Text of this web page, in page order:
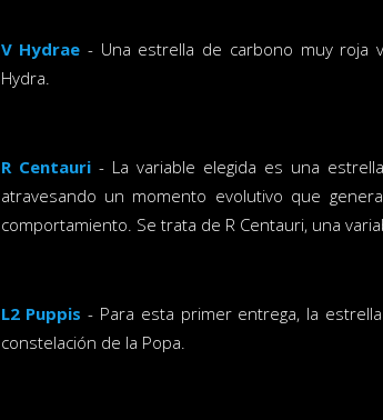
V Hydrae - Una estrella de carbono muy roja
Hydra.
R Centauri- La variable elegida es una
atravesando un momento evolutivo que
comportamiento. Se trata de R Centauri, una
L2 Puppis - Para esta primer entrega, la
constelación de la Popa.